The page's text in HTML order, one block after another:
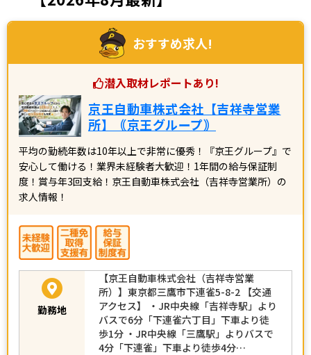
おすすめ求人!
潜入取材レポートあり!
京王自動車株式会社【吉祥寺営業
所】｟京王グループ｠
平均の勤続年数は10年以上で非常に優秀！『京王グループ』で
安心して働ける！業界未経験者大歓迎！1年間の給与保証制
度！賞与年3回支給！京王自動車株式会社（吉祥寺営業所）の
求人情報！
勤務地
【京王自動車株式会社（吉祥寺営業
所）】東京都三鷹市下連雀5-8-2 【交通
アクセス】 ・JR中央線「吉祥寺駅」より
バスで6分「下連雀六丁目」下車より徒
歩1分 ・JR中央線「三鷹駅」よりバスで
4分「下連雀」下車より徒歩4分…